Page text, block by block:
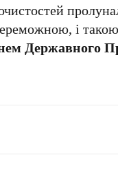
і
Державного